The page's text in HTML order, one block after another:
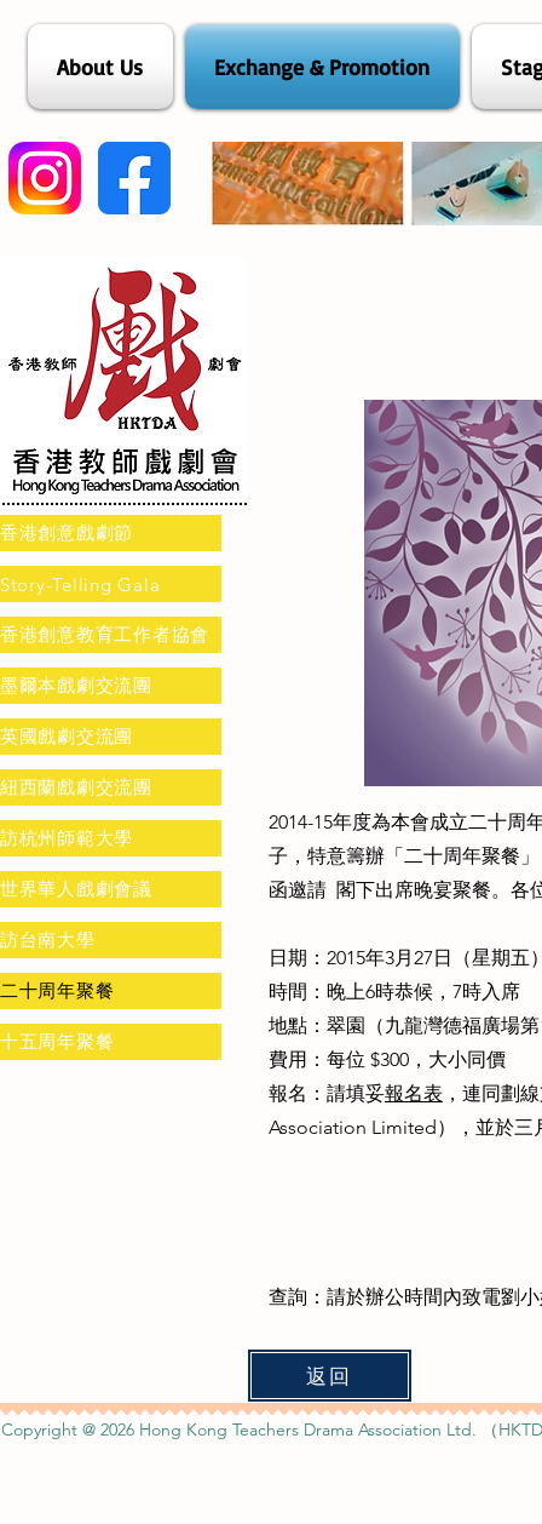
About Us Exchange & Promotion
香港創意戲劇節
Story-Telling Gala
香港創意教育工作者協會
墨爾本戲劇交流團
英國戲劇交流團
紐西蘭戲劇交流團
訪杭州師範大學
世界華人戲劇會議
訪台南大學
二十周年聚餐
十五周年聚餐
2014-15年度為本會成立二十周
子，特意籌辦「二十周年聚餐
函邀請 閣下出席晚宴聚餐。各
日期：2015年3月27日（星期五
時間：晚上6時恭候，7時入席
地點：翠園（九龍灣德福廣場
費用：每位 $300，大小同價
報名：請填妥報名表 ，連同劃
Association Limited），並於三
查詢：請於辦公時間內致電劉小
返回
Copyright @ 2026 Hong Kong Teachers Drama Association Ltd. （